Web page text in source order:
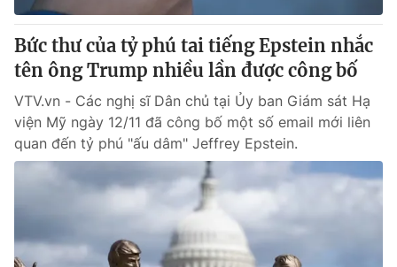
VTV9 VTV8
Liên hệ tòa soạn English
THỜI BÁO VTV
Cơ quan chủ quản:Đài Truyền hình Việt Nam
Bức thư của tỷ phú tai tiếng Epstein nhắc
tên ông Trump nhiều lần được công bố
VTV.vn - Các nghị sĩ Dân chủ tại Ủy ban Giám sát Hạ
viện Mỹ ngày 12/11 đã công bố một số email mới liên
quan đến tỷ phú "ấu dâm" Jeffrey Epstein.